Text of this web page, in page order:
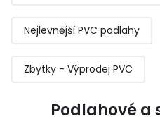
Nejlevnější PVC podlahy
Zbytky - Výprodej PVC
Podlahové a